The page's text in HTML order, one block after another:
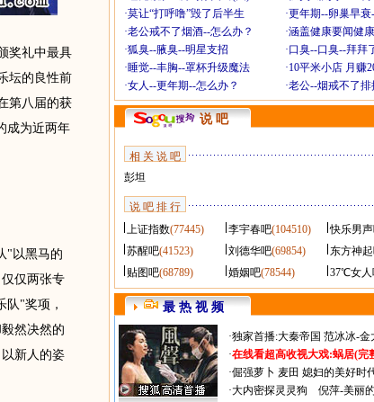
奖礼中最具
坛的良性前
第八届的获
成为近两年
"以黑马的
仅两张专
队"奖项，
然决然的
新人的姿
·莫让“打呼噜”毁了后半生 ·更年期--卵巢早衰
·老公戒不了烟酒--怎么办？ ·涵盖健康要闻健
·狐臭--腋臭--明星支招 ·口臭--口臭--拜拜
·睡觉--丰胸--罩杯升级魔法 ·10平米小店 月赚
·女人--更年期--怎么办？ ·老公--烟戒不了排
说 吧
相 关 说 吧
彭坦
说 吧 排 行
上证指数(77445) 李宇春吧(104510) 快乐男
苏醒吧(41523) 刘德华吧(69854) 东方神
贴图吧(68789) 婚姻吧(78544) 37℃女人
最 热 视 频
·独家首播:大秦帝国 范冰冰-金
·在线看超高收视大戏:蜗居(完
·倔强萝卜 麦田 媳妇的美好时
·大内密探灵灵狗
倪萍-美丽